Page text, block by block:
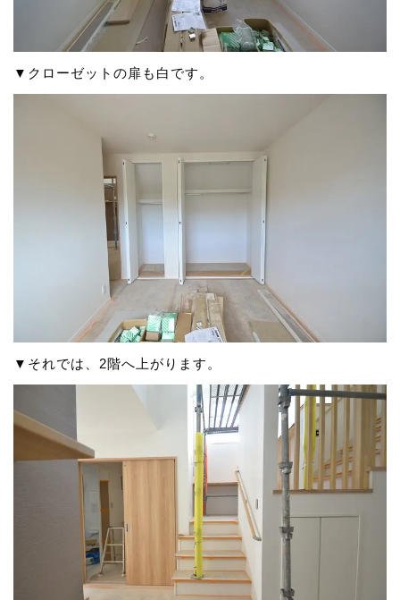
▼クローゼットの扉も白です。
▼それでは、2階へ上がります。